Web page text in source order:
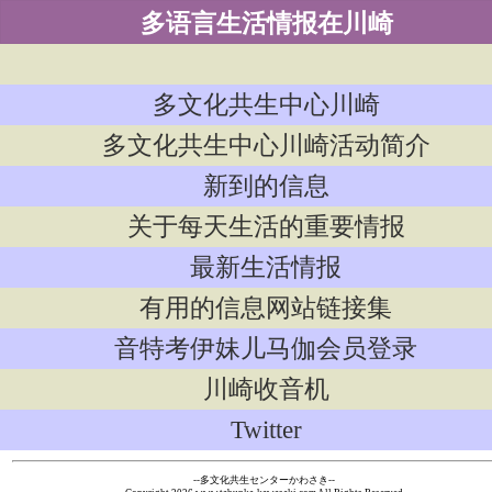
多语言生活情报在川崎
多文化共生中心川崎
多文化共生中心川崎活动简介
新到的信息
关于每天生活的重要情报
最新生活情报
有用的信息网站链接集
音特考伊妹儿马伽会员登录
川崎收音机
Twitter
--多文化共生センターかわさき--